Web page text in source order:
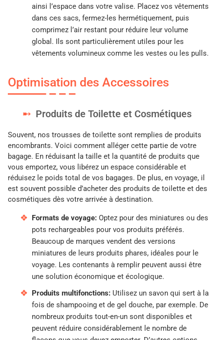
ainsi l’espace dans votre valise. Placez vos vêtements
dans ces sacs, fermez-les hermétiquement, puis
comprimez l’air restant pour réduire leur volume
global. Ils sont particulièrement utiles pour les
vêtements volumineux comme les vestes ou les pulls.
Optimisation des Accessoires
Produits de Toilette et Cosmétiques
Souvent, nos trousses de toilette sont remplies de produits
encombrants. Voici comment alléger cette partie de votre
bagage. En réduisant la taille et la quantité de produits que
vous emportez, vous libérez un espace considérable et
réduisez le poids total de vos bagages. De plus, en voyage, il
est souvent possible d’acheter des produits de toilette et des
cosmétiques dès votre arrivée à destination.
Formats de voyage: Optez pour des miniatures ou des
pots rechargeables pour vos produits préférés.
Beaucoup de marques vendent des versions
miniatures de leurs produits phares, idéales pour le
voyage. Les contenants à remplir peuvent aussi être
une solution économique et écologique.
Produits multifonctions: Utilisez un savon qui sert à la
fois de shampooing et de gel douche, par exemple. De
nombreux produits tout-en-un sont disponibles et
peuvent réduire considérablement le nombre de